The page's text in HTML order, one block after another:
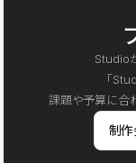
Studio
「
課題や予算に合
制作